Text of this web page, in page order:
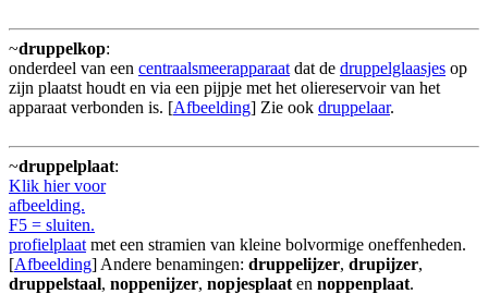
~druppelkop:
onderdeel van een centraalsmeerapparaat dat de druppelglaasjes op
zijn plaatst houdt en via een pijpje met het oliereservoir van het
apparaat verbonden is. [Afbeelding] Zie ook druppelaar.
~druppelplaat:
Klik hier voor
afbeelding.
F5 = sluiten.
profielplaat met een stramien van kleine bolvormige oneffenheden.
[Afbeelding] Andere benamingen: druppelijzer, drupijzer,
druppelstaal, noppenijzer, nopjesplaat en noppenplaat.